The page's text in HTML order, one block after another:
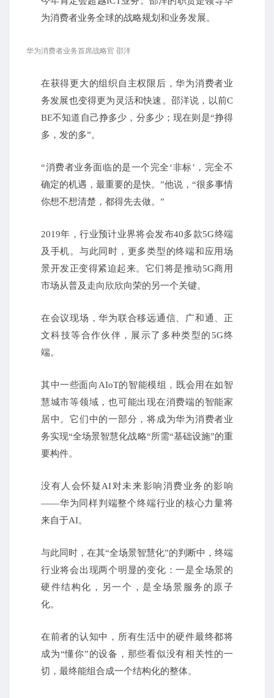
为消费者业务全球的战略规划和业务发展。
华为消费者业务首席战略官 邵洋
在获得更大的组织自主权限后，华为消费者业
务发展也变得更为灵活和快速。 邵洋说，以前C
BE不知道自己挣多少，分多少； 现在则是“挣得
多，发的多”。
“消费者业务面临的是一个完全‘非标’，完全不
确定的机遇，最重要的是快。 ”他说，“很多事情
你想不想清楚，都得先去做。 ”
2019年，行业预计业界将会发布40多款5G终端
及手机。 与此同时，更多类型的终端和应用场
景开发正变得紧迫起来。 它们将是推动5G商用
市场从普及走向欣欣向荣的另一个关键。
在会议现场，华为联合移远通信、广和通、正
文科技等合作伙伴，展示了多种类型的5G终
端。
其中一些面向AIoT的智能模组，既会用在如智
慧城市等领域，也可能出现在消费端的智能家
居中。它们中的一部分，将成为华为消费者业
务实现“全场景智慧化战略“所需“基础设施”的重
要构件。
没有人会怀疑AI对未来影响消费业务的影响
——华为同样判端整个终端行业的核心力量将
来自于AI。
与此同时，在其“全场景智慧化”的判断中，终端
行业将会出现两个明显的变化：一是全场景的
硬件结构化，另一个，是全场景服务的原子
化。
在前者的认知中，所有生活中的硬件最终都将
成为“懂你”的设备，那些看似没有相关性的一
切，最终能组合成一个结构化的整体。